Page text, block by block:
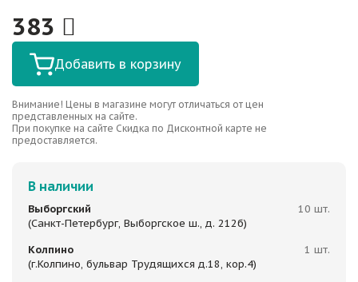
383
Добавить в корзину
Внимание! Цены в магазине могут отличаться от цен
представленных на сайте.
При покупке на сайте Скидка по Дисконтной карте не
предоставляется.
В наличии
Выборгский
(Санкт-Петербург, Выборгское ш., д. 212б)
10 шт.
Колпино
(г.Колпино, бульвар Трудящихся д.18, кор.4)
1 шт.